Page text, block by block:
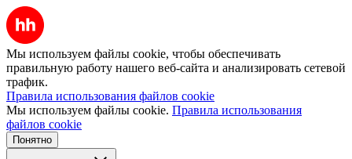
Мы используем файлы cookie, чтобы обеспечивать
правильную работу нашего веб-сайта и анализировать сетевой
трафик.
Правила использования файлов cookie
Мы используем файлы cookie. Правила использования
файлов cookie
Понятно